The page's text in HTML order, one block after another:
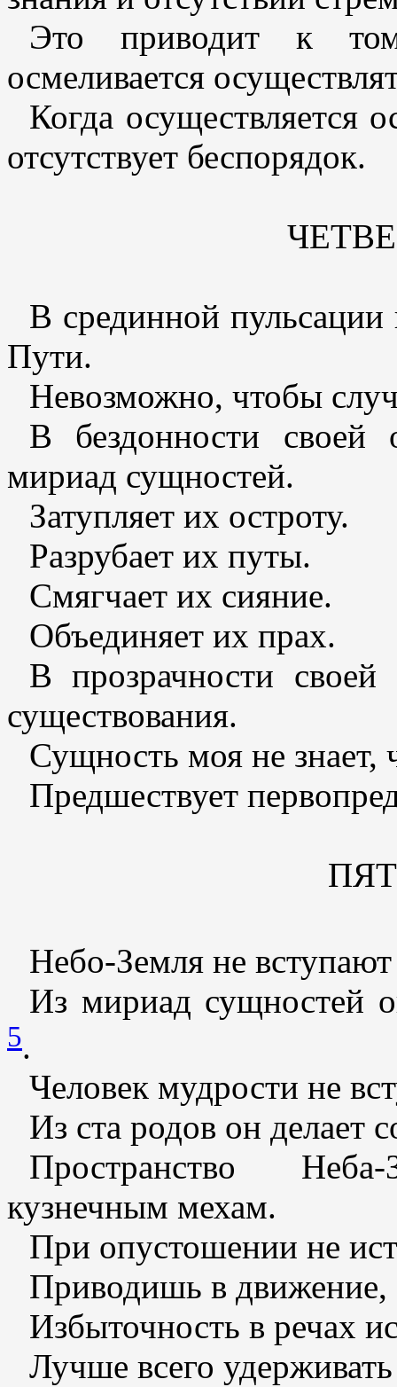
Это приводит к
осмеливается
Когда осуществляется
отсутствует беспорядок.
В срединной
Пути.
Невозможно, чтобы
В бездонности
мириад сущностей.
Затупляет их остроту.
Разрубает их путы.
Смягчает их сияние.
Объединяет их прах.
В прозрачности
существования.
Сущность моя не знает,
Предшествует
Небо-Земля не вступают
Из мириад сущностей
5.
Человек мудрости не
Из ста родов он делает
Пространство
кузнечным мехам.
При опустошении не
Приводишь в
Избыточность в речах
Лучше всего